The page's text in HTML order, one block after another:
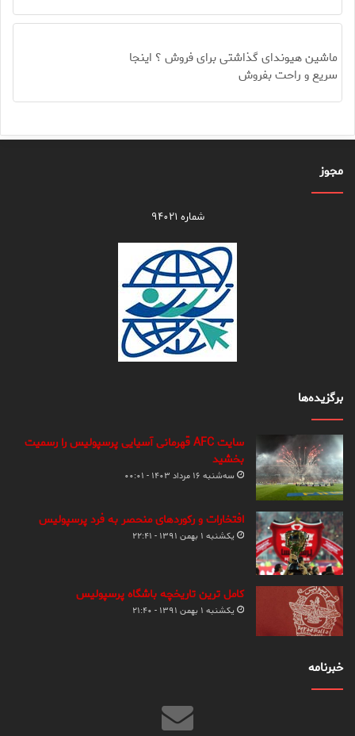
ماشین هیوندای گذاشتی برای فروش ؟ اینجا
سریع و راحت بفروش
مجوز
شماره ۹۴۰۲۱
برگزیده‌ها
سایت AFC قهرمانی آسیایی پرسپولیس را رسمیت
بخشید
سه‌شنبه ۱۶ مرداد ۱۴۰۳ - ۰۰:۰۱
افتخارات و رکوردهای منحصر به فرد پرسپولیس
یکشنبه ۱ بهمن ۱۳۹۱ - ۲۲:۴۱
کامل ترین تاریخچه باشگاه پرسپولیس
یکشنبه ۱ بهمن ۱۳۹۱ - ۲۱:۴۰
خبرنامه